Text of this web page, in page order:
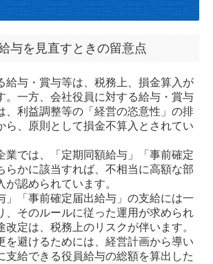
与を見直すときの留意点
給与・賞与等は、税務上、損金算入が
。一方、会社役員に対する給与・賞与
、利益調整等の「経営の恣意性」の排
ら、原則として損金不算入とされてい
では、「定期同額給与」「事前確定
らかに該当すれば、不相当に高額な部
認められています。
「事前確定届出給与」の支給には一
、そのルールに従った運用が求められ
改定は、税務上のリスクが伴います。
を避けるためには、経営計画から導い
支給できる役員給与の総額を算出した